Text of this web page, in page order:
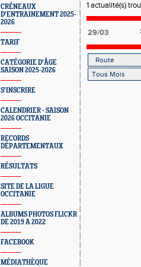
CRÉNEAUX
D'ENTRAINEMENT 2025-
2026
TARIF
CATÉGORIE D'ÂGE
SAISON 2025-2026
S'INSCRIRE
CALENDRIER - SAISON
2026 OCCITANIE
RECORDS
DÉPARTEMENTAUX
RÉSULTATS
SITE DE LA LIGUE
OCCITANIE
ALBUMS PHOTOS FLICKR
DE 2019 A 2022
FACEBOOK
MÉDIATHÈQUE
1 actualité(s)
29/03